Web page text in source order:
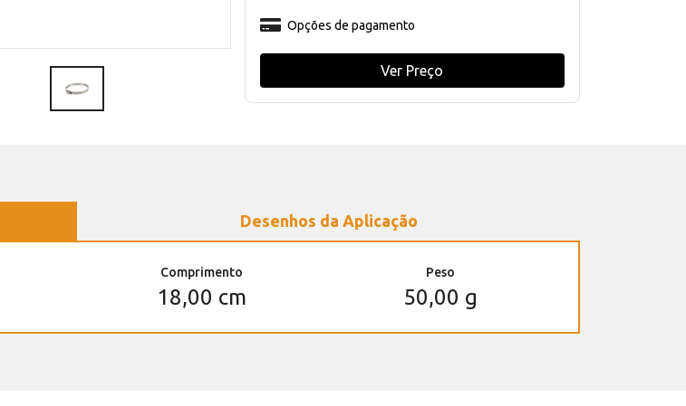
Opções de pagamento
Ver Preço
Desenhos da Aplicação
Comprimento
18,00 cm
Peso
50,00 g